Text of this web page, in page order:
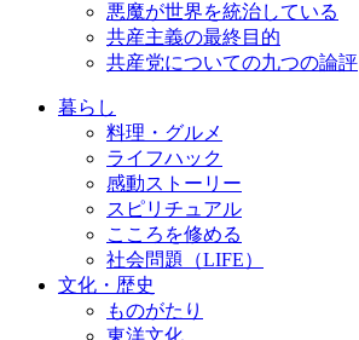
悪魔が世界を統治している
共産主義の最終目的
共産党についての九つの論評
暮らし
料理・グルメ
ライフハック
感動ストーリー
スピリチュアル
こころを修める
社会問題（LIFE）
文化・歴史
ものがたり